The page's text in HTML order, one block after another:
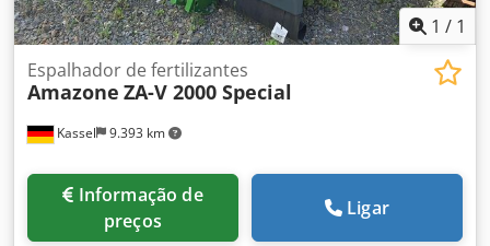
1 / 1
Kassel 9.393 km
Espalhador de fertilizantes
Amazone ZA-V 2000 Special
preços
Ligar